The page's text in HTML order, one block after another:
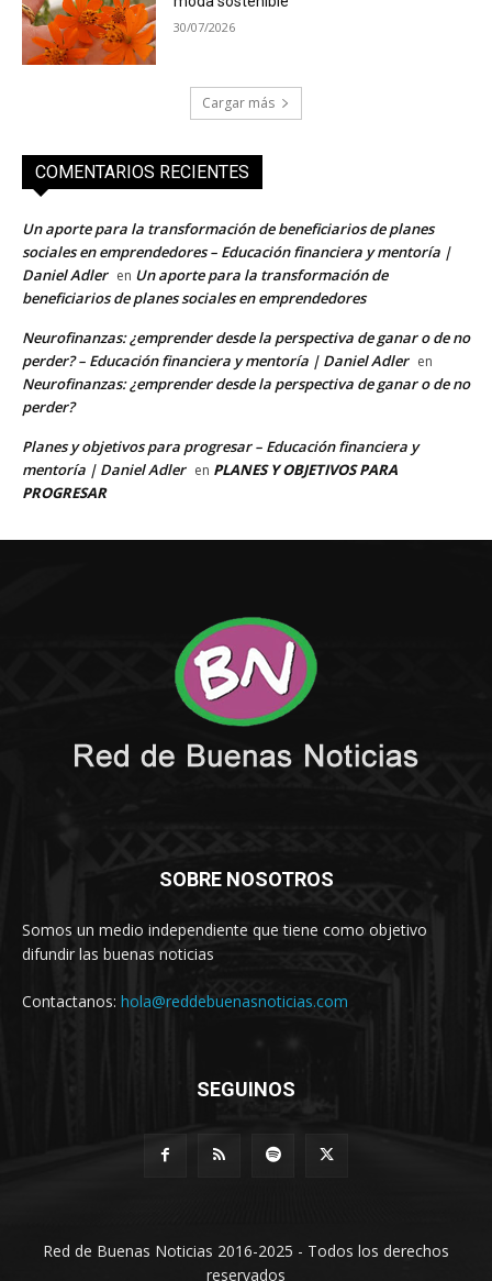
SOBRE NOSOTROS
Somos un medio independiente que tiene como objetivo
difundir las buenas noticias
Contactanos: hola@reddebuenasnoticias.com
SEGUINOS
Red de Buenas Noticias 2016-2025 - Todos los derechos
reservados